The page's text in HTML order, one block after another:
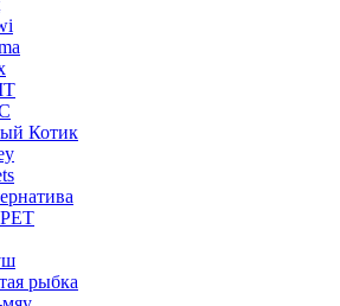
Котик
рыбка